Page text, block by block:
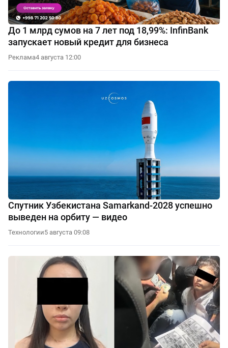
До 1 млрд сумов на 7 лет под 18,99%: InfinBank
запускает новый кредит для бизнеса
Реклама4 августа 12:00
Спутник Узбекистана Samarkand-2028 успешно
выведен на орбиту — видео
Технологии5 августа 09:08